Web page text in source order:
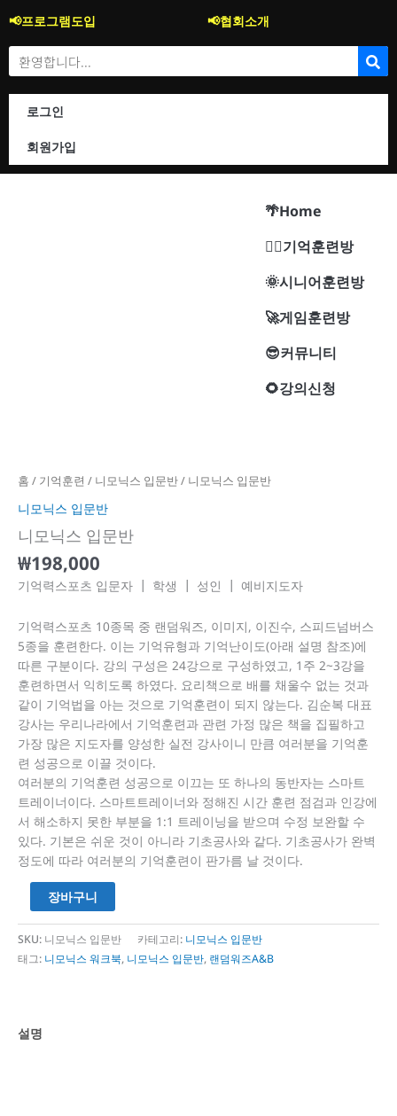
텐
츠
📢프로그램도입
📢협회소개
Search
로그인
회원가입
🌴Home
🐱‍🚀기억훈련방
🌞시니어훈련방
🚀게임훈련방
😎커뮤니티
🌻강의신청
홈 / 기억훈련 / 니모닉스 입문반/ 니모닉스 입문반
니모닉스 입문반
니모닉스 입문반
₩198,000
기억력스포츠 입문자 ┃ 학생 ┃ 성인 ┃ 예비지도자
기억력스포츠 10종목 중 랜덤워즈, 이미지, 이진수, 스피드넘버스
5종을 훈련한다. 이는 기억유형과 기억난이도(아래 설명 참조)에
따른 구분이다. 강의 구성은 24강으로 구성하였고, 1주 2~3강을
훈련하면서 익히도록 하였다. 요리책으로 배를 채울수 없는 것과
같이 기억법을 아는 것으로 기억훈련이 되지 않는다. 김순복 대표
강사는 우리나라에서 기억훈련과 관련 가정 많은 책을 집필하고
가장 많은 지도자를 양성한 실전 강사이니 만큼 여러분을 기억훈
련 성공으로 이끌 것이다.
여러분의 기억훈련 성공으로 이끄는 또 하나의 동반자는 스마트
트레이너이다. 스마트트레이너와 정해진 시간 훈련 점검과 인강에
서 해소하지 못한 부분을 1:1 트레이닝을 받으며 수정 보완할 수
있다. 기본은 쉬운 것이 아니라 기초공사와 같다. 기초공사가 완벽
정도에 따라 여러분의 기억훈련이 판가름 날 것이다.
닉
입
문
반
수
량
장바구니
SKU: 니모닉스 입문반 카테고리: 니모닉스 입문반
태그: 니모닉스 워크북, 니모닉스 입문반, 랜덤워즈A&B
설명